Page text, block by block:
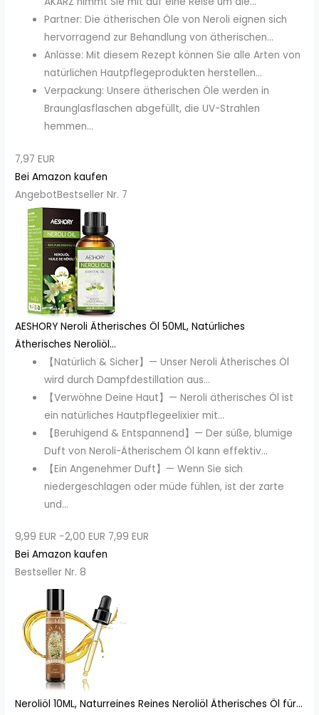
Partner: Die ätherischen Öle von Neroli eignen sich
hervorragend zur Behandlung von ätherischen...
Anlässe: Mit diesem Rezept können Sie alle Arten von
natürlichen Hautpflegeprodukten herstellen...
Verpackung: Unsere ätherischen Öle werden in
Braunglasflaschen abgefüllt, die UV-Strahlen
hemmen...
7,97 EUR
Bei Amazon kaufen
AngebotBestseller Nr. 7
AESHORY Neroli Ätherisches Öl 50ML, Natürliches
Ätherisches Neroliöl...
【Natürlich & Sicher】— Unser Neroli Ätherisches Öl
wird durch Dampfdestillation aus...
【Verwöhne Deine Haut】— Neroli ätherisches Öl ist
ein natürliches Hautpflegeelixier mit...
【Beruhigend & Entspannend】— Der süße, blumige
Duft von Neroli-Ätherischem Öl kann effektiv...
【Ein Angenehmer Duft】— Wenn Sie sich
niedergeschlagen oder müde fühlen, ist der zarte
und...
9,99 EUR −2,00 EUR 7,99 EUR
Bei Amazon kaufen
Bestseller Nr. 8
Neroliöl 10ML, Naturreines Reines Neroliöl Ätherisches Öl für...